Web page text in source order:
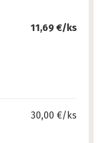
11,69 €/ks
30,00 €/ks